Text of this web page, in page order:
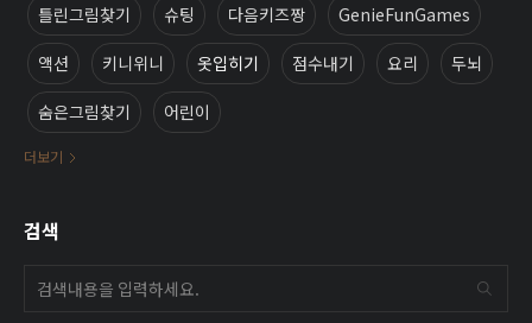
틀린그림찾기 슈팅 다음키즈짱 GenieFunGames
액션 키니위니 옷입히기 점수내기 요리 두뇌
숨은그림찾기 어린이
더보기
검색